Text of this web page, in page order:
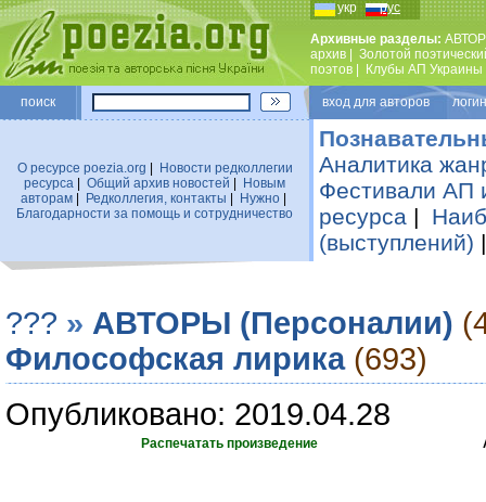
укр рус
Архивные разделы:
архив
Золотой
поэтов
Клубы АП Украины
поиск вход для авторов
О ресурсе poezia.org
Новости редколлегии
ресурса
Общий архив новостей
Новым
авторам| Редколлегия, контакты Нужно|
Благодарности за помощь и сотрудничество
Аналитика
Фестивали АП
ресурса |
(выступлений)
??? » АВТОРЫ (Персоналии)
Философская лирика (693)
Опубликовано: 2019.04.28
Распечатать произведение